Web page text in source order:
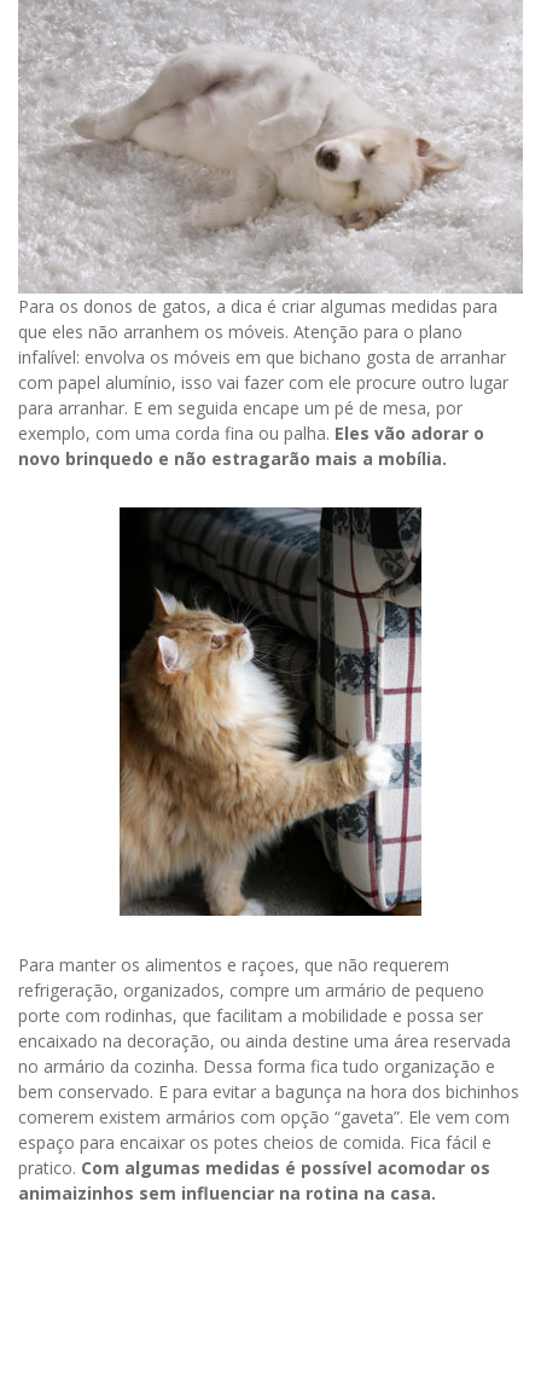
Para os donos de gatos, a dica é criar algumas medidas para
que eles não arranhem os móveis. Atenção para o plano
infalível: envolva os móveis em que bichano gosta de arranhar
com papel alumínio, isso vai fazer com ele procure outro lugar
para arranhar. E em seguida encape um pé de mesa, por
exemplo, com uma corda fina ou palha. Eles vão adorar o
novo brinquedo e não estragarão mais a mobília.
Para manter os alimentos e raçoes, que não requerem
refrigeração, organizados, compre um armário de pequeno
porte com rodinhas, que facilitam a mobilidade e possa ser
encaixado na decoração, ou ainda destine uma área reservada
no armário da cozinha. Dessa forma fica tudo organização e
bem conservado. E para evitar a bagunça na hora dos bichinhos
comerem existem armários com opção “gaveta”. Ele vem com
espaço para encaixar os potes cheios de comida. Fica fácil e
pratico. Com algumas medidas é possível acomodar os
animaizinhos sem influenciar na rotina na casa.